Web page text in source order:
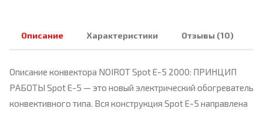
Описание Характеристики Отзывы (10)
Описание конвектора NOIROT Spot E-5 2000: ПРИНЦИП
РАБОТЫ Spot Е-5 — это новый электрический обогреватель
конвективного типа. Вся конструкция Spot Е-5 направлена